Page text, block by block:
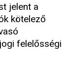
jelent a
kötelező
felelősségi